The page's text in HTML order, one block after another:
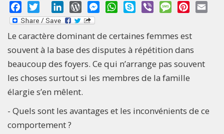
Facebook
Twitter LinkedInWordPressMessengerWhatsApp
Skype Viber MessagePinterest
Le caractère dominant de certaines femmes est
souvent à la base des disputes à répétition dans
beaucoup des foyers. Ce qui n’arrange pas souvent
les choses surtout si les membres de la famille
élargie s’en mêlent.
- Quels sont les avantages et les inconvénients de ce
comportement ?